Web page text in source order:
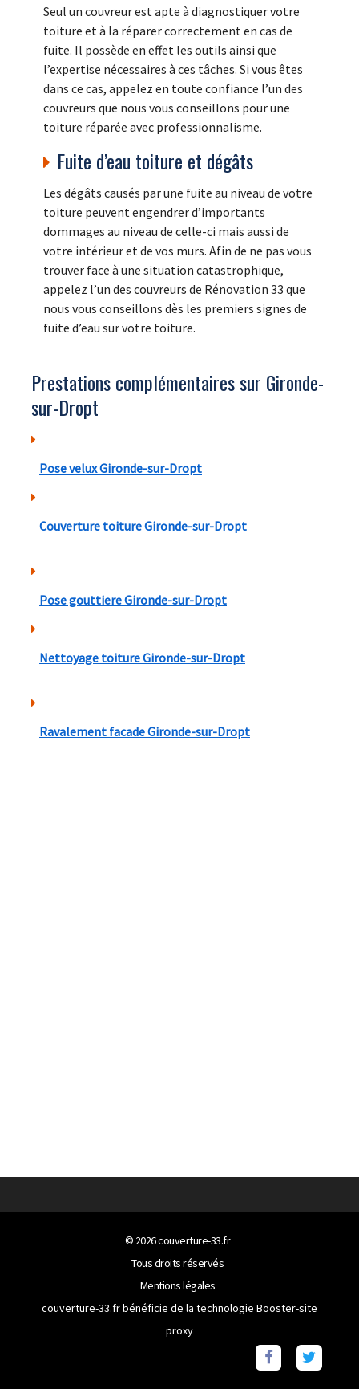
Seul un couvreur est apte à diagnostiquer votre
toiture et à la réparer correctement en cas de
fuite. Il possède en effet les outils ainsi que
l’expertise nécessaires à ces tâches. Si vous êtes
dans ce cas, appelez en toute confiance l’un des
couvreurs que nous vous conseillons pour une
toiture réparée avec professionnalisme.
Fuite d’eau toiture et dégâts
Les dégâts causés par une fuite au niveau de votre
toiture peuvent engendrer d’importants
dommages au niveau de celle-ci mais aussi de
votre intérieur et de vos murs. Afin de ne pas vous
trouver face à une situation catastrophique,
appelez l’un des couvreurs de Rénovation 33 que
nous vous conseillons dès les premiers signes de
fuite d’eau sur votre toiture.
Prestations complémentaires sur Gironde-
sur-Dropt
Pose velux Gironde-sur-Dropt
Couverture toiture Gironde-sur-Dropt
Pose gouttiere Gironde-sur-Dropt
Nettoyage toiture Gironde-sur-Dropt
Ravalement facade Gironde-sur-Dropt
© 2026couverture-33.fr
Tous droits réservés
Mentions légales
couverture-33.fr bénéficie de la technologie Booster-site
proxy